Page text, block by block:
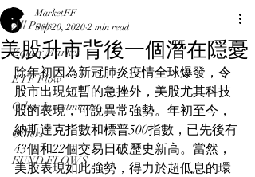
All Posts
Equity Market
ETF Flow
Other Investments
Others
FUND FLOWS
美股升市背後一個潛在隱憂
MarketFF
Sep 20, 2020 2 min read
除年初因為新冠肺炎疫情全球爆發，令
股市出現短暫的急挫外，美股尤其科技
股的表現，可說異常強勢。年初至今，
納斯達克指數和標普500指數，已先後有
43個和22個交易日破歷史新高。當然，
美股表現如此強勢，得力於超低息的環